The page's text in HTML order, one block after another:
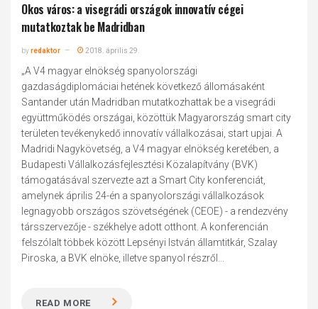
Okos város: a visegrádi országok innovatív cégei
mutatkoztak be Madridban
byredaktor 2018. április 29.
„A V4 magyar elnökség spanyolországi
gazdaságdiplomáciai hetének következő állomásaként
Santander után Madridban mutatkozhattak be a visegrádi
együttműködés országai, közöttük Magyarország smart city
területen tevékenykedő innovatív vállalkozásai, start upjai. A
Madridi Nagykövetség, a V4 magyar elnökség keretében, a
Budapesti Vállalkozásfejlesztési Közalapítvány (BVK)
támogatásával szervezte azt a Smart City konferenciát,
amelynek április 24-én a spanyolországi vállalkozások
legnagyobb országos szövetségének (CEOE) - a rendezvény
társszervezője - székhelye adott otthont. A konferencián
felszólalt többek között Lepsényi István államtitkár, Szalay
Piroska, a BVK elnöke, illetve spanyol részről...
READ MORE